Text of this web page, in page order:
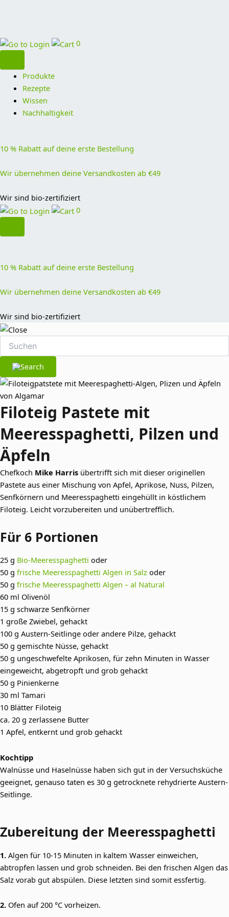
0
Produkte
Rezepte
Wissen
Nachhaltigkeit
10 % Rabatt auf deine erste Bestellung
Wir übernehmen deine Versandkosten ab €49
Wir sind bio-zertifiziert
0
10 % Rabatt auf deine erste Bestellung
Wir übernehmen deine Versandkosten ab €49
Wir sind bio-zertifiziert
Filoteig Pastete mit
Meeresspaghetti, Pilzen und
Äpfeln
Chefkoch Mike Harris übertrifft sich mit dieser originellen
Pastete aus einer Mischung von Apfel, Aprikose, Nuss, Pilzen,
Senfkörnern und Meeresspaghetti eingehüllt in köstlichem
Filoteig. Leicht vorzubereiten und unübertrefflich.
Für 6 Portionen
25 g Bio-Meeresspaghetti oder
50 g frische Meeresspaghetti Algen in Salz oder
50 g frische Meeresspaghetti Algen – al Natural
60 ml Olivenöl
15 g schwarze Senfkörner
1 große Zwiebel, gehackt
100 g Austern-Seitlinge oder andere Pilze, gehackt
50 g gemischte Nüsse, gehackt
50 g ungeschwefelte Aprikosen, für zehn Minuten in Wasser
eingeweicht, abgetropft und grob gehackt
50 g Pinienkerne
30 ml Tamari
10 Blätter Filoteig
ca. 20 g zerlassene Butter
1 Apfel, entkernt und grob gehackt
Kochtipp
Walnüsse und Haselnüsse haben sich gut in der Versuchsküche
geeignet, genauso taten es 30 g getrocknete rehydrierte Austern-
Seitlinge.
Zubereitung der Meeresspaghetti
1. Algen für 10-15 Minuten in kaltem Wasser einweichen,
abtropfen lassen und grob schneiden. Bei den frischen Algen das
Salz vorab gut abspülen. Diese letzten sind somit essfertig.
2. Ofen auf 200 °C vorheizen.